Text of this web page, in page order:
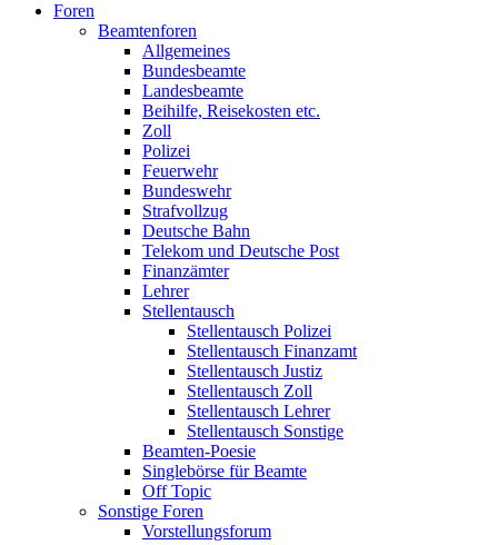
Foren
Beamtenforen
Allgemeines
Bundesbeamte
Landesbeamte
Beihilfe, Reisekosten etc.
Zoll
Polizei
Feuerwehr
Bundeswehr
Strafvollzug
Deutsche Bahn
Telekom und Deutsche Post
Finanzämter
Lehrer
Stellentausch
Stellentausch Polizei
Stellentausch Finanzamt
Stellentausch Justiz
Stellentausch Zoll
Stellentausch Lehrer
Stellentausch Sonstige
Beamten-Poesie
Singlebörse für Beamte
Off Topic
Sonstige Foren
Vorstellungsforum